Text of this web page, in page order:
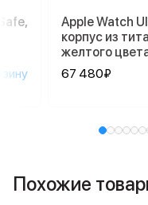
Apple Watch
корпус из
желтого
67 480₽
Похожие